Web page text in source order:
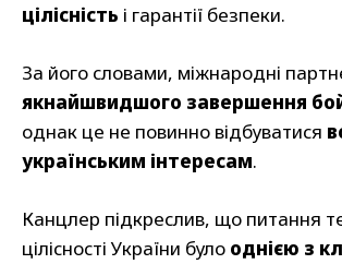
цілісність і гарантії безпеки.
За його словами, міжнародні
якнайшвидшого завершення
однак це не повинно відбуватися
українським інтересам.
Канцлер підкреслив, що питання
цілісності України було однією з